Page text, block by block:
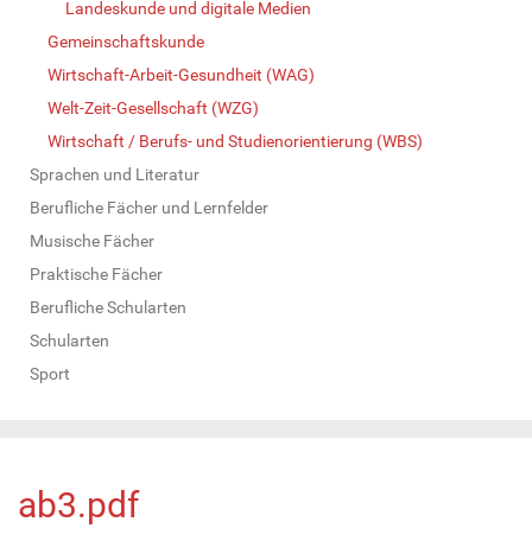
Landeskunde und digitale Medien
Gemeinschaftskunde
Wirtschaft-Arbeit-Gesundheit (WAG)
Welt-Zeit-Gesellschaft (WZG)
Wirtschaft / Berufs- und Studienorientierung (WBS)
Sprachen und Literatur
Berufliche Fächer und Lernfelder
Musische Fächer
Praktische Fächer
Berufliche Schularten
Schularten
Sport
ab3.pdf